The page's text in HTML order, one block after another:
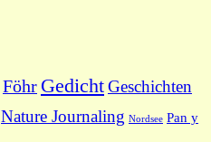
Föhr GedichtGeschichten
Nature Journaling Nordsee Pan y